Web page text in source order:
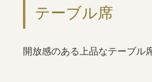
テーブル席
開放感のある上品なテーブル